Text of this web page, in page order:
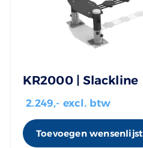
KR2000 | Slackline
2.249,- excl. btw
Toevoegen wensenlijst